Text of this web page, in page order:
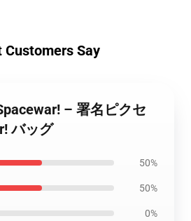
Customers Say
– 署名ピクセ
バッグ
50%
50%
0%